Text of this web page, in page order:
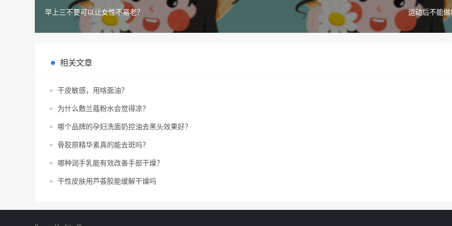
早上三不要可以让女性不易老？ 运动后不能
相关文章
干皮敏感，用啥面油？
为什么敷兰蔻粉水会觉得凉？
哪个品牌的孕妇洗面奶控油去黑头效果好？
骨胶原精华素真的能去斑吗？
哪种润手乳能有效改善手部干燥？
干性皮肤用芦荟胶能缓解干燥吗